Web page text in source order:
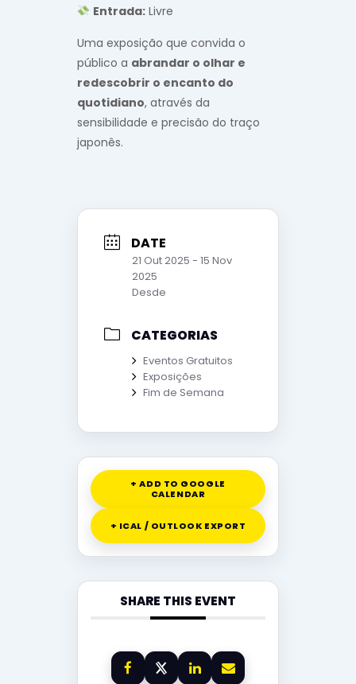
Entrada:Livre
Uma exposição que convida o
público a abrandar o olhar e
redescobrir o encanto do
quotidiano, através da
sensibilidade e precisão do traço
japonês.
DATE
21 Out 2025 - 15 Nov
2025
Desde
CATEGORIAS
Eventos Gratuitos
Exposições
Fim de Semana
+ ADD TO GOOGLE
CALENDAR
+ ICAL / OUTLOOK EXPORT
SHARE THIS EVENT